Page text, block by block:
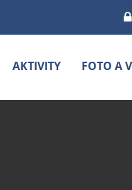
AKTIVITY FOTO A